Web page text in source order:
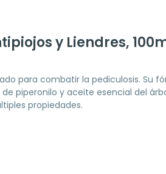
y Liendres,
para combatir la pediculosis. Su
piperonilo y aceite esencial del
propiedades.